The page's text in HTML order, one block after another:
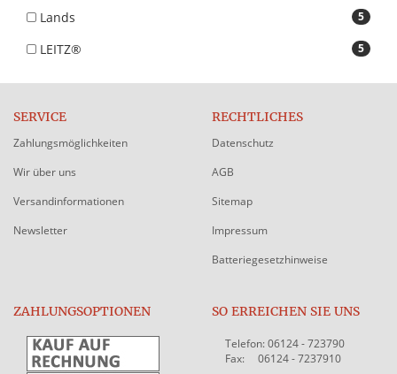
5
Lands
5
LEITZ®
SERVICE
Zahlungsmöglichkeiten
Wir über uns
Versandinformationen
Newsletter
RECHTLICHES
Datenschutz
AGB
Sitemap
Impressum
Batteriegesetzhinweise
ZAHLUNGSOPTIONEN SO ERREICHEN SIE UNS
Telefon: 06124 - 723790
Fax: 06124 - 7237910